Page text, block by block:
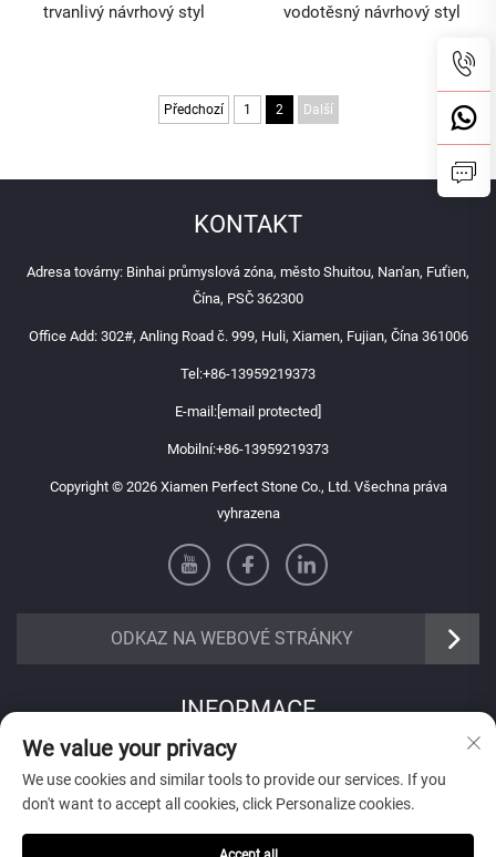
trvanlivý návrhový styl
vodotěsný návrhový styl
White pro celé stavební
Předchozí 1 2 Další
KONTAKT
Adresa továrny: Binhai průmyslová zóna, město Shuitou, Nan'an, Fuťien,
Čína, PSČ 362300
Office Add: 302#, Anling Road č. 999, Huli, Xiamen, Fujian, Čína 361006
Tel:+86-13959219373
E-mail: [email protected]
Mobilní:+86-13959219373
Copyright © 2026 Xiamen Perfect Stone Co., Ltd. Všechna práva
vyhrazena
ODKAZ NA WEBOVÉ STRÁNKY
INFORMACE
Přihlaste se k odběru našeho týdenního newsletteru
We value your privacy
We use cookies and similar tools to provide our services. If you
don't want to accept all cookies, click Personalize cookies.